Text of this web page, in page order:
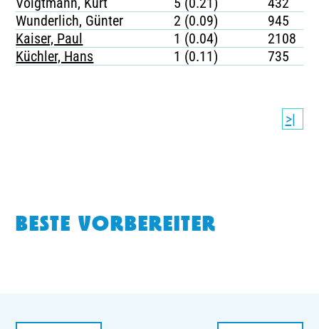
Wunderlich, Günter
2 (0.09)
945
Kaiser, Paul
1 (0.04)
2108
Küchler, Hans
1 (0.11) 735
>|
BESTE VORBEREITER